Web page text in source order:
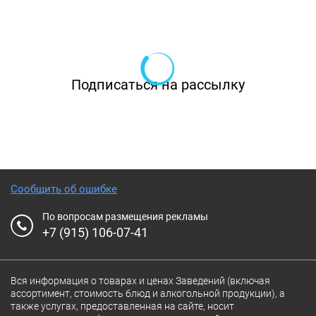
на Садово-Спасской готов организовать
банкеты в зале на 47 персон или в зале на 25
персон. Какой бы зал вы ни выбрали, можете
обслуживания.
Подписаться на рассылку
Сообщить об ошибке
По вопросам размещения рекламы
+7 (915) 106-07-41
Вся информация о товарах и ценах Заведений (включая
ассортимент, стоимость блюд и алкогольной продукции), а
также услугах, предоставленная на сайте, носит